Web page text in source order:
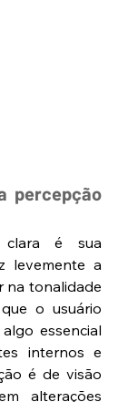
percepção
é sua
levemente a
na tonalidade
o usuário
essencial
internos e
é de visão
alterações